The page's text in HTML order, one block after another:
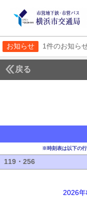
お知らせ 1件のお知ら
戻る
※時刻表は以下の
119・256
2026